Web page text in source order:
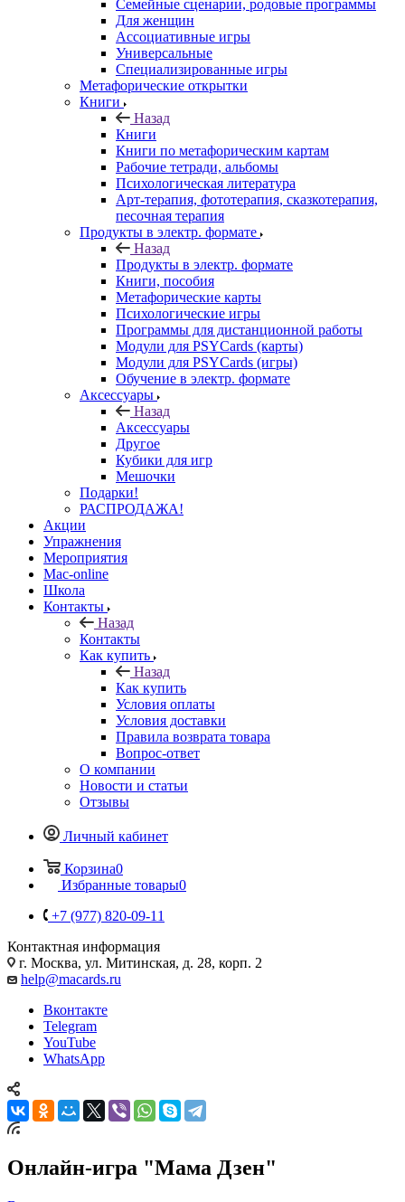
Семейные сценарии, родовые программы
Для женщин
Ассоциативные игры
Универсальные
Специализированные игры
Метафорические открытки
Книги
Назад
Книги
Книги по метафорическим картам
Рабочие тетради, альбомы
Психологическая литература
Арт-терапия, фототерапия, сказкотерапия,
песочная терапия
Продукты в электр. формате
Назад
Продукты в электр. формате
Книги, пособия
Метафорические карты
Психологические игры
Программы для дистанционной работы
Модули для PSYCards (карты)
Модули для PSYCards (игры)
Обучение в электр. формате
Аксессуары
Назад
Аксессуары
Другое
Кубики для игр
Мешочки
Подарки!
РАСПРОДАЖА!
Акции
Упражнения
Мероприятия
Mac-online
Школа
Контакты
Назад
Контакты
Как купить
Назад
Как купить
Условия оплаты
Условия доставки
Правила возврата товара
Вопрос-ответ
О компании
Новости и статьи
Отзывы
Личный кабинет
Корзина0
Избранные товары0
+7 (977) 820-09-11
Контактная информация
г. Москва, ул. Митинская, д. 28, корп. 2
help@macards.ru
Вконтакте
Telegram
YouTube
WhatsApp
Онлайн-игра "Мама Дзен"